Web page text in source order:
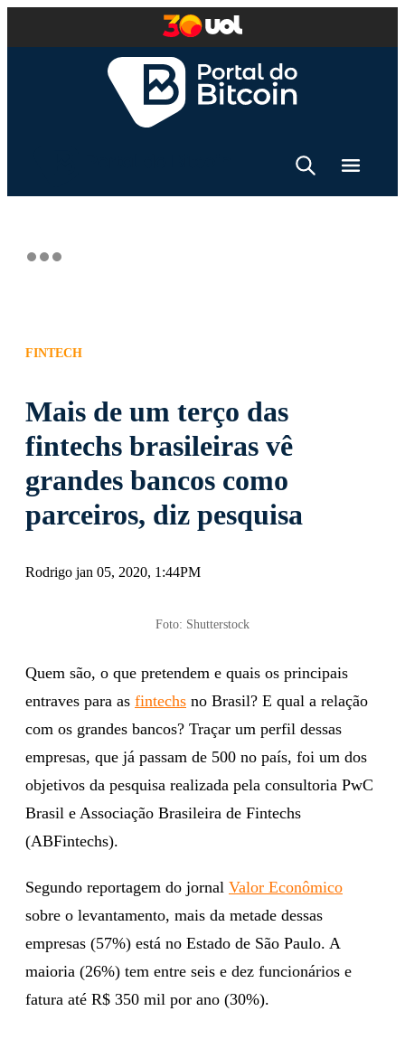
FINTECH
Mais de um terço das
fintechs brasileiras vê
grandes bancos como
parceiros, diz pesquisa
Rodrigo jan 05, 2020, 1:44PM
Foto: Shutterstock
Quem são, o que pretendem e quais os principais
entraves para as fintechs no Brasil? E qual a relação
com os grandes bancos? Traçar um perfil dessas
empresas, que já passam de 500 no país, foi um dos
objetivos da pesquisa realizada pela consultoria PwC
Brasil e Associação Brasileira de Fintechs
(ABFintechs).
Segundo reportagem do jornal Valor Econômico
sobre o levantamento, mais da metade dessas
empresas (57%) está no Estado de São Paulo. A
maioria (26%) tem entre seis e dez funcionários e
fatura até R$ 350 mil por ano (30%).